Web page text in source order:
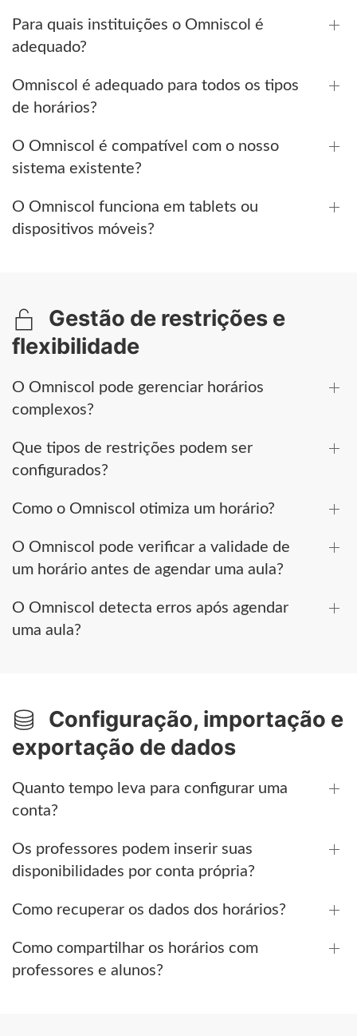
Para quais instituições o Omniscol é
adequado?
Omniscol é adequado para todos os tipos
de horários?
O Omniscol é compatível com o nosso
sistema existente?
O Omniscol funciona em tablets ou
dispositivos móveis?
Gestão de restrições e
flexibilidade
O Omniscol pode gerenciar horários
complexos?
Que tipos de restrições podem ser
configurados?
Como o Omniscol otimiza um horário?
O Omniscol pode verificar a validade de
um horário antes de agendar uma aula?
O Omniscol detecta erros após agendar
uma aula?
Configuração, importação e
exportação de dados
Quanto tempo leva para configurar uma
conta?
Os professores podem inserir suas
disponibilidades por conta própria?
Como recuperar os dados dos horários?
Como compartilhar os horários com
professores e alunos?